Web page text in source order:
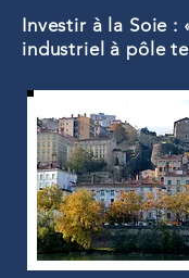
Investir à la Soie :
industriel à pôle